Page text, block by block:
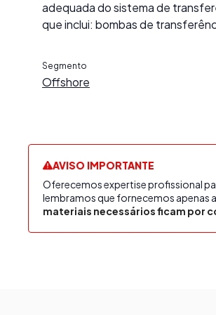
adequada do sistema de
que inclui: bombas de
Segmento
Offshore
AVISO IMPORTANTE
Oferecemos expertise profissional
lembramos que fornecemos apenas
materiais necessários ficam por